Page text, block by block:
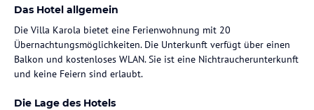
Das Hotel allgemein
Die Villa Karola bietet eine Ferienwohnung mit 20
Übernachtungsmöglichkeiten. Die Unterkunft verfügt über einen
Balkon und kostenloses WLAN. Sie ist eine Nichtraucherunterkunft
und keine Feiern sind erlaubt.
Die Lage des Hotels